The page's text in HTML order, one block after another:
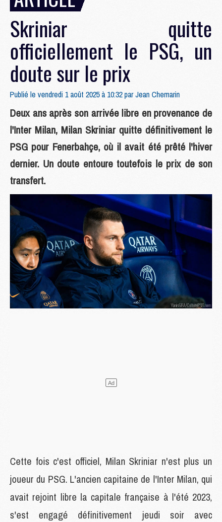
Skriniar quitte
officiellement le PSG, un
doute sur le prix
Publié le vendredi 1 août 2025 à 10:32 parJean Chemarin
Deux ans après son arrivée libre en provenance de
l'Inter Milan, Milan Skriniar quitte définitivement le
PSG pour Fenerbahçe, où il avait été prêté l'hiver
dernier. Un doute entoure toutefois le prix de son
transfert.
Cette fois c'est officiel, Milan Skriniar n'est plus un
joueur du PSG. L'ancien capitaine de l'Inter Milan, qui
avait rejoint libre la capitale française à l'été 2023,
s'est engagé définitivement jeudi soir avec